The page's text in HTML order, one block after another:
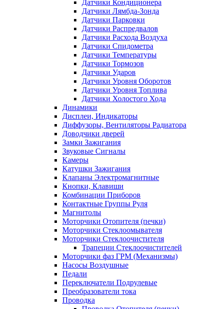
Датчики Кондиционера
Датчики Лямбда-Зонда
Датчики Парковки
Датчики Распредвалов
Датчики Расхода Воздуха
Датчики Спидометра
Датчики Температуры
Датчики Тормозов
Датчики Ударов
Датчики Уровня Оборотов
Датчики Уровня Топлива
Датчики Холостого Хода
Динамики
Дисплеи, Индикаторы
Диффузоры, Вентиляторы Радиатора
Доводчики дверей
Замки Зажигания
Звуковые Сигналы
Камеры
Катушки Зажигания
Клапаны Электромагнитные
Кнопки, Клавиши
Комбинации Приборов
Контактные Группы Руля
Магнитолы
Моторчики Отопителя (печки)
Моторчики Стеклоомывателя
Моторчики Стеклоочистителя
Трапеции Стеклоочистителей
Моторчики фаз ГРМ (Механизмы)
Насосы Воздушные
Педали
Переключатели Подрулевые
Преобразователи тока
Проводка